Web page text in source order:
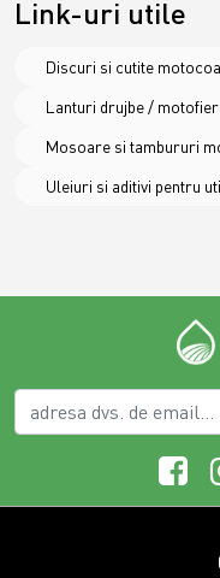
Link-uri utile
Discuri si cutite
Lanturi drujbe /
Mosoare si tambururi
Uleiuri si aditivi pentru